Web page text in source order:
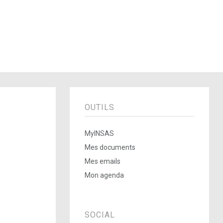
OUTILS
MyINSAS
Mes documents
Mes emails
Mon agenda
SOCIAL